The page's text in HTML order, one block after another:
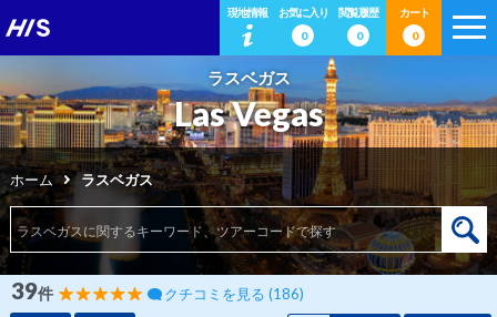
現地情報
お気に入り
0
閲覧履歴
0
カート
0
ラスベガス
Las Vegas
ホーム ラスベガス
39件 クチコミを見る (186)